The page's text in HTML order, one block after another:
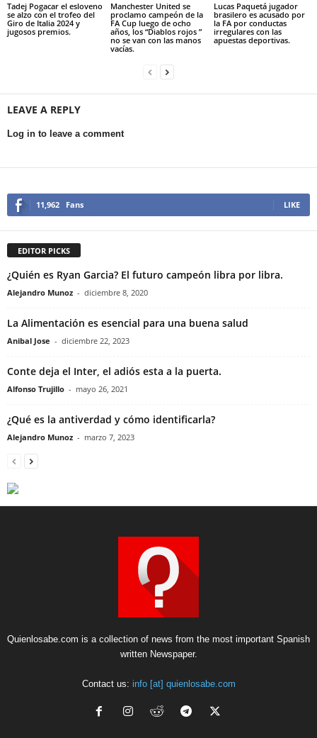
Tadej Pogacar el esloveno
se alzo con el trofeo del
Giro de Italia 2024 y
jugosos premios.
Manchester United se
proclamo campeón de la
FA Cup luego de ocho
años, los “Diablos rojos ”
no se van con las manos
vacías.
Lucas Paquetá jugador
brasilero es acusado por
la FA por conductas
irregulares con las
apuestas deportivas.
LEAVE A REPLY
Log in to leave a comment
11,962 Fans LIKE
EDITOR PICKS
¿Quién es Ryan Garcia? El futuro campeón libra por libra.
Alejandro Munoz - diciembre 8, 2020
La Alimentación es esencial para una buena salud
Anibal Jose - diciembre 22, 2023
Conte deja el Inter, el adiós esta a la puerta.
Alfonso Trujillo - mayo 26, 2021
¿Qué es la antiverdad y cómo identificarla?
Alejandro Munoz - marzo 7, 2023
Quienlosabe.com is a collection of news from the most important Spanish
written Newspaper.
Contact us: info [at] quienlosabe.com